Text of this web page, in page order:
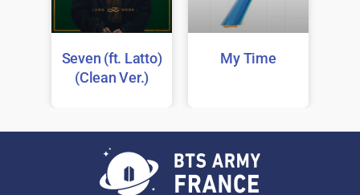
Seven (ft. Latto)
(Clean Ver.)
My Time